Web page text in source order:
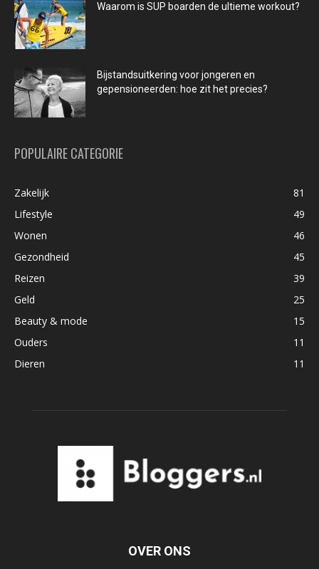
Waarom is SUP boarden de ultieme workout?
Bijstandsuitkering voor jongeren en
gepensioneerden: hoe zit het precies?
POPULAIRE CATEGORIE
Zakelijk
81
Lifestyle
49
Wonen
46
Gezondheid
45
Reizen
39
Geld
25
Beauty & mode
15
Ouders
11
Dieren
11
OVER ONS